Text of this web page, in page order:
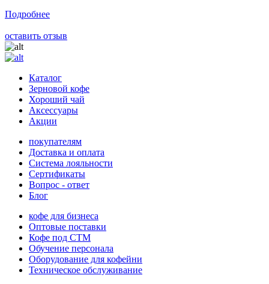
Подробнее
оставить отзыв
Каталог
Зерновой кофе
Хороший чай
Аксессуары
Акции
покупателям
Доставка и оплата
Система лояльности
Сертификаты
Вопрос - ответ
Блог
кофе для бизнеса
Оптовые поставки
Кофе под СТМ
Обучение персонала
Оборудование для кофейни
Техническое обслуживание